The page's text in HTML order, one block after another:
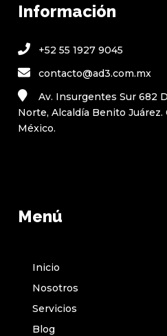
Información
+52 55 1927 9045
contacto@ad3.com.mx
Av. Insurgentes Sur 682
Norte, Alcaldía Benito Juárez.
México.
Menú
Inicio
Nosotros
Servicios
Blog